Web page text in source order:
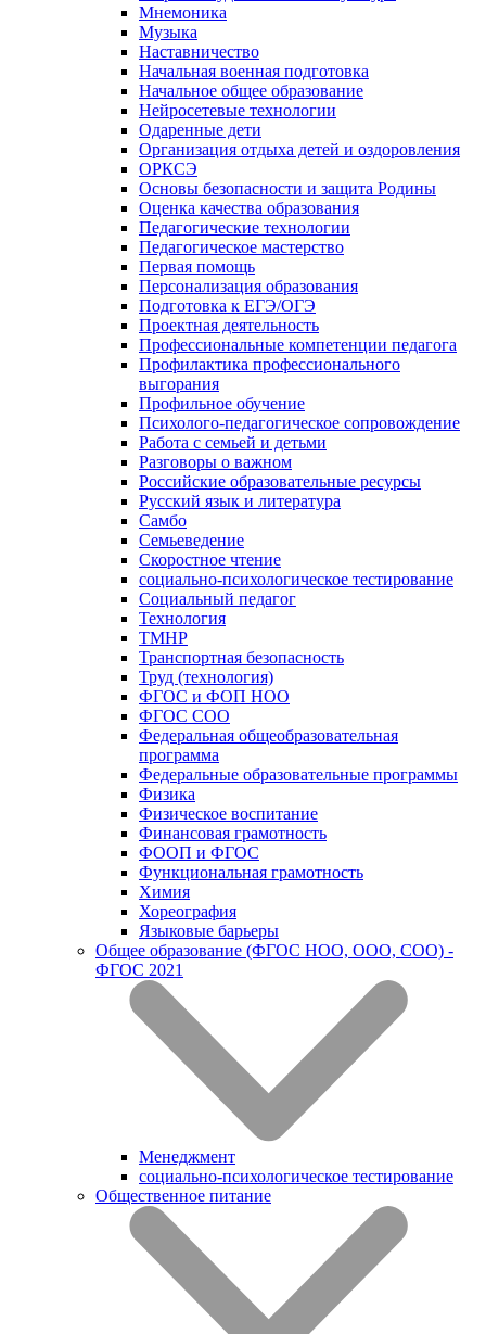
Мнемоника
Музыка
Наставничество
Начальная военная подготовка
Начальное общее образование
Нейросетевые технологии
Одаренные дети
Организация отдыха детей и оздоровления
ОРКСЭ
Основы безопасности и защита Родины
Оценка качества образования
Педагогические технологии
Педагогическое мастерство
Первая помощь
Персонализация образования
Подготовка к ЕГЭ/ОГЭ
Проектная деятельность
Профессиональные компетенции педагога
Профилактика профессионального
выгорания
Профильное обучение
Психолого-педагогическое сопровождение
Работа с семьей и детьми
Разговоры о важном
Российские образовательные ресурсы
Русский язык и литература
Самбо
Семьеведение
Скоростное чтение
социально-психологическое тестирование
Социальный педагог
Технология
ТМНР
Транспортная безопасность
Труд (технология)
ФГОС и ФОП НОО
ФГОС СОО
Федеральная общеобразовательная
программа
Федеральные образовательные программы
Физика
Физическое воспитание
Финансовая грамотность
ФООП и ФГОС
Функциональная грамотность
Химия
Хореография
Языковые барьеры
Общее образование (ФГОС НОО, ООО, СОО) -
ФГОС 2021
Менеджмент
социально-психологическое тестирование
Общественное питание